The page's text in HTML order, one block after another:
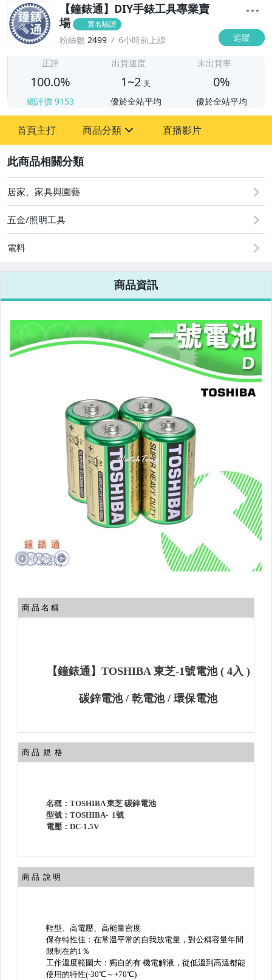
【鐘錶通】DIY手錶工具專業賣
場
實名驗證
粉絲數 2499 6小時前上線 追蹤
正評
100.0%
總評價 9153
出貨速度
1~2 天
優於全站平均
未出貨率
0%
優於全站平均
首頁主打 商品分類
圖書/影音/文具
手機、配件與通訊
玩具、模型與公仔
家電與影音視聽
相機、攝影與周邊
運動、戶外與休閒
直播影片
居家、家具與園藝
五金/照明工具
電料
商品資訊